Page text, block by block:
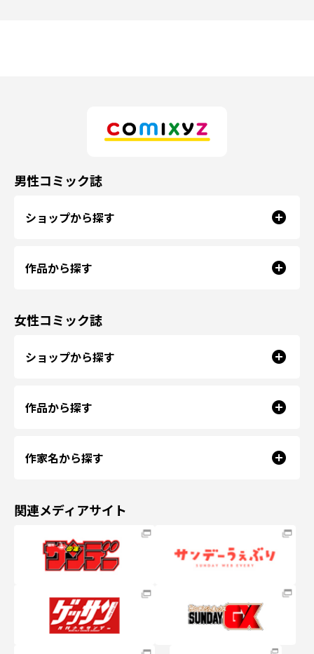
男性コミック誌
ショップから探す
作品から探す
女性コミック誌
ショップから探す
作品から探す
作家名から探す
関連メディアサイト